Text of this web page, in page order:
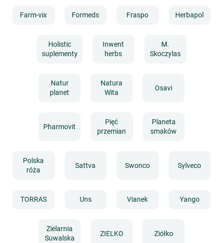
Farm-vix Formeds Fraspo Herbapol
Holistic
suplementy
Inwent
herbs
M.
Skoczylas
Natur
planet
Natura
Wita
Osavi
Pharmovit
Pięć
przemian
Planeta
smaków
Polska
róża
Sattva Swonco Sylveco
TORRAS Uns Vianek Yango
Zielarnia
Suwalska
ZIELKO Ziółko